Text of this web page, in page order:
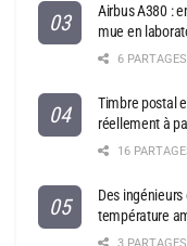
Airbus A380 :
mue en
6 PARTAGES
Timbre postal
réellement à
16
Des
température
3 PARTAGES